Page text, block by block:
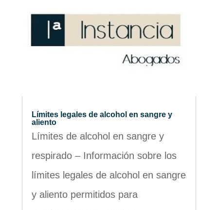
Límites legales de alcohol en sangre y
aliento
Límites de alcohol en sangre y
respirado – Información sobre los
límites legales de alcohol en sangre
y aliento permitidos para